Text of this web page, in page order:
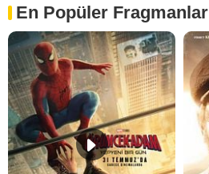
En Popüler Fragmanlar